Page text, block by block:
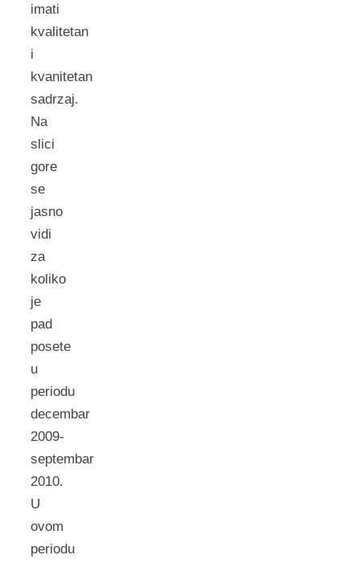
imati
kvalitetan
i
kvanitetan
sadrzaj.
Na
slici
gore
se
jasno
vidi
za
koliko
je
pad
posete
u
periodu
decembar
2009-
septembar
2010.
U
ovom
periodu